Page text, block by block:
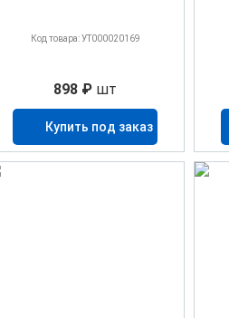
Код товара: УТ000020169
898 ₽ шт
Купить под заказ